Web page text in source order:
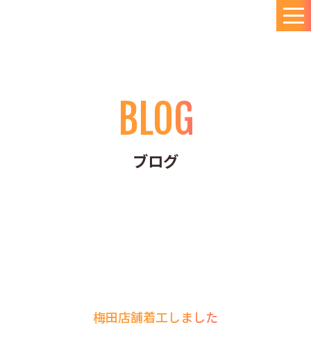
BLOG
ブログ
梅田店舗着工しました